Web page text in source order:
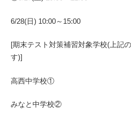
6/28(日) 10:00～15:00
[期末テスト対策補習対象学校(上記
す)]
高西中学校①
みなと中学校②